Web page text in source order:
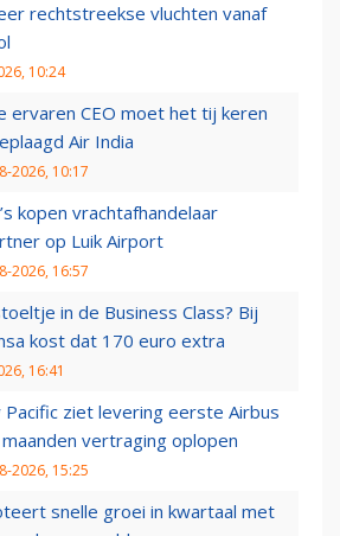
rechtstreekse vluchten vanaf
10:24
ervaren CEO moet het tij keren
Air India
2026, 10:17
kopen vrachtafhandelaar
op Luik Airport
2026, 16:57
in de Business Class? Bij
kost dat 170 euro extra
16:41
Pacific ziet levering eerste Airbus
vertraging oplopen
2026, 15:25
snelle groei in kwartaal met